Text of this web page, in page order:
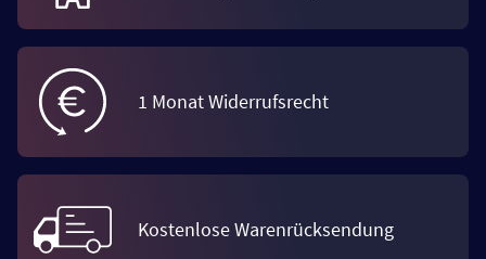
1 Monat Widerrufsrecht
Kostenlose Warenrücksendung